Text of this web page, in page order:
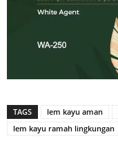
TAGS lem kayu aman
lem kayu ramah lingkungan